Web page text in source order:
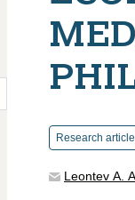
Research article
Leontev A. A.